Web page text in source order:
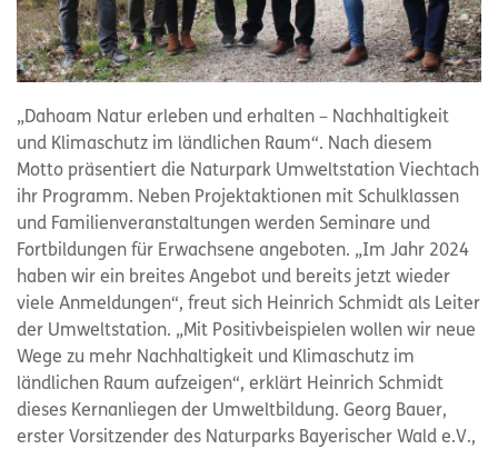
„Dahoam Natur erleben und erhalten – Nachhaltigkeit
und Klimaschutz im ländlichen Raum“. Nach diesem
Motto präsentiert die Naturpark Umweltstation Viechtach
ihr Programm. Neben Projektaktionen mit Schulklassen
und Familienveranstaltungen werden Seminare und
Fortbildungen für Erwachsene angeboten. „Im Jahr 2024
haben wir ein breites Angebot und bereits jetzt wieder
viele Anmeldungen“, freut sich Heinrich Schmidt als Leiter
der Umweltstation. „Mit Positivbeispielen wollen wir neue
Wege zu mehr Nachhaltigkeit und Klimaschutz im
ländlichen Raum aufzeigen“, erklärt Heinrich Schmidt
dieses Kernanliegen der Umweltbildung. Georg Bauer,
erster Vorsitzender des Naturparks Bayerischer Wald e.V.,